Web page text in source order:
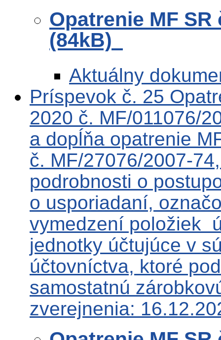
Opatrenie MF SR
(84kB)
Aktuálny
Príspevok č. 25
2020 č. MF/011076/
a dopĺňa opatrenie
č. MF/27076/2007-
podrobnosti o
o usporiadaní,
vymedzení položiek
jednotky účtujúce v
účtovníctva, ktoré
samostatnú
zverejnenia: